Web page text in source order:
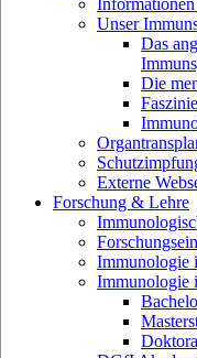
Unser
Das
Die
Externe
Forschung & Lehre
Immunologie
Immunologie